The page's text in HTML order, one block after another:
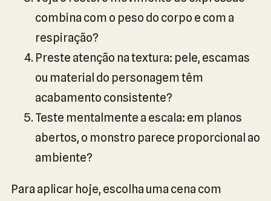
combina com o peso do corpo e com a
respiração?
Preste atenção na textura: pele, escamas
ou material do personagem têm
acabamento consistente?
Teste mentalmente a escala: em planos
abertos, o monstro parece proporcional ao
ambiente?
Para aplicar hoje, escolha uma cena com